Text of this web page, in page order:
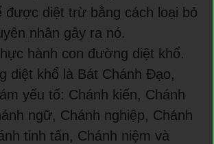
được diệt trừ bằng cách loại bỏ
nhân gây ra nó.
hành con đường diệt khổ.
diệt khổ là Bát Chánh Đạo,
yếu tố: Chánh kiến, Chánh
ngữ, Chánh nghiệp, Chánh
tinh tấn, Chánh niệm và